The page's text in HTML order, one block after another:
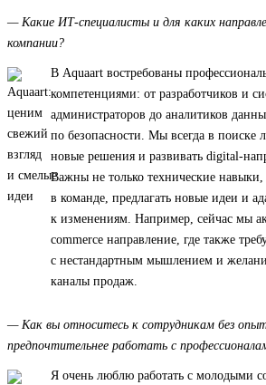
— Какие ИТ-специалисты и для каких
компании?
В Aquaart востребованы
компетенциями: от разработчиков и
администраторов до аналитиков
по безопасности. Мы всегда в поиске
новые решения и развивать digital-
Важны не только технические
в команде, предлагать новые идеи и
к изменениям. Например, сейчас мы
commerce направление, где также
с нестандартным мышлением и
каналы продаж.
— Как вы относитесь к сотрудникам без
предпочтительнее работать с
Я очень люблю работать с молодыми